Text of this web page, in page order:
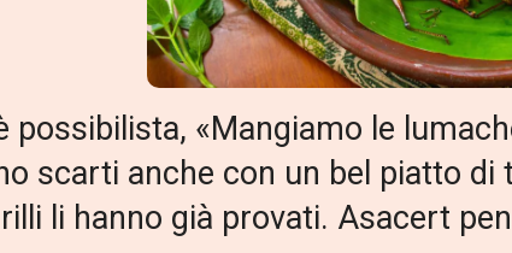
«Mangiamo le
scarti anche con un bel piatto di
li hanno già provati. Asacert